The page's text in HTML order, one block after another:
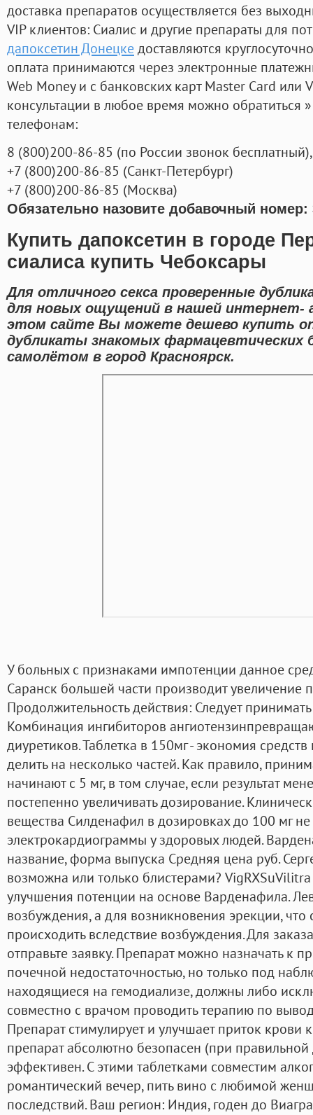
доставка препаратов осуществляется без
VIP клиентов: Сиалис и другие препараты для
дапоксетин Донецкедоставляются круглосуточно
оплата принимаются через электронные
Web Money и с банковских карт Master Card или
консультации в любое время можно обратиться
телефонам:
8 (800)200-86-85 (по России звонок бесплатный),
+7 (800)200-86-85 (Санкт-Петербург)
+7 (800)200-86-85 (Москва)
Обязательно назовите добавочный номер:
Купить дапоксетин в городе
сиалиса купить Чебоксары
Для отличного секса проверенные
для новых ощущений в нашей интернет-
этом сайте Вы можете дешево купить
дубликаты знакомых фармацевтических
самолётом в город Красноярск.
У больных с признаками импотенции данное
Саранск большей части производит увеличение
Продолжительность действия: Следует
Комбинация ингибиторов
диуретиков. Таблетка в 150мг - экономия
делить на несколько частей. Как правило,
начинают с 5 мг, в том случае, если результат
постепенно увеличивать дозирование.
вещества Силденафил в дозировках до 100 мг
электрокардиограммы у здоровых людей.
название, форма выпуска Средняя цена руб.
возможна или только блистерами?
улучшения потенции на основе Варденафила.
возбуждения, а для возникновения эрекции,
происходить вследствие возбуждения. Для
отправьте заявку. Препарат можно назначать к
почечной недостаточностью, но только под
находящиеся на гемодиализе, должны либо
совместно с врачом проводить терапию по
Препарат стимулирует и улучшает приток крови
препарат абсолютно безопасен (при правильной
эффективен. С этими таблетками совместим
романтический вечер, пить вино с любимой
последствий. Ваш регион: Индия, годен до